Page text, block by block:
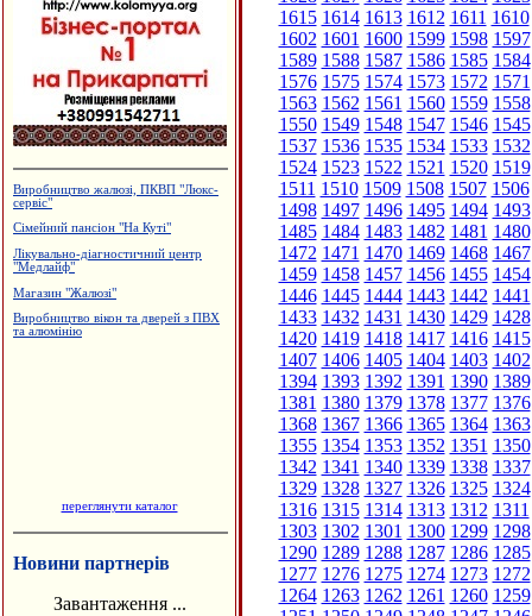
Виробництво жалюзі, ПКВП "Люкс-
сервіс"
Сімейний пансіон "На Куті"
Лікувально-діагностичний центр
"Медлайф"
Магазин "Жалюзі"
Виробництво вікон та дверей з ПВХ
та алюмінію
переглянути каталог
Новини партнерів
Завантаження ...
1615 1614 1613 1612 1611 1610
1602 1601 1600 1599 1598 1597
1589 1588 1587 1586 1585 1584
1576 1575 1574 1573 1572 1571
1563 1562 1561 1560 1559 1558
1550 1549 1548 1547 1546 1545
1537 1536 1535 1534 1533 1532
1524 1523 1522 1521 1520 1519
1511 1510 1509 1508 1507 1506
1498 1497 1496 1495 1494 1493
1485 1484 1483 1482 1481 1480
1472 1471 1470 1469 1468 1467
1459 1458 1457 1456 1455 1454
1446 1445 1444 1443 1442 1441
1433 1432 1431 1430 1429 1428
1420 1419 1418 1417 1416 1415
1407 1406 1405 1404 1403 1402
1394 1393 1392 1391 1390 1389
1381 1380 1379 1378 1377 1376
1368 1367 1366 1365 1364 1363
1355 1354 1353 1352 1351 1350
1342 1341 1340 1339 1338 1337
1329 1328 1327 1326 1325 1324
1316 1315 1314 1313 1312 1311
1303 1302 1301 1300 1299 1298
1290 1289 1288 1287 1286 1285
1277 1276 1275 1274 1273 1272
1264 1263 1262 1261 1260 1259